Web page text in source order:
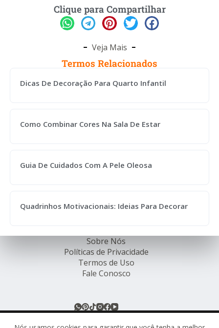
Clique para Compartilhar
Veja Mais
Termos Relacionados
Dicas De Decoração Para Quarto Infantil
Como Combinar Cores Na Sala De Estar
Guia De Cuidados Com A Pele Oleosa
Quadrinhos Motivacionais: Ideias Para Decorar
Sobre Nós
Políticas de Privacidade
Termos de Uso
Fale Conosco
© Rede de Ofertas Online - TODOS OS DIREITOS